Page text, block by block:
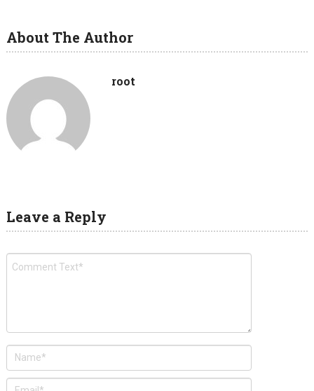
About The Author
root
Leave a Reply